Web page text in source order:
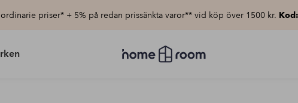
priser* + 5% på redan prissänkta varor** vid köp över 1500 kr.
Homeroom
–